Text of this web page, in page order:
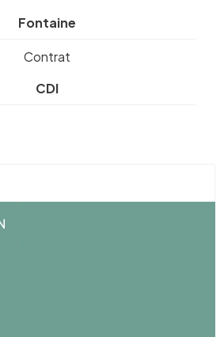
Fontaine
Contrat
CDI